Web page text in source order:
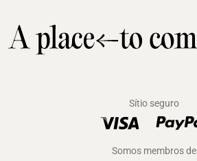
Sítio seguro
Somos membros de